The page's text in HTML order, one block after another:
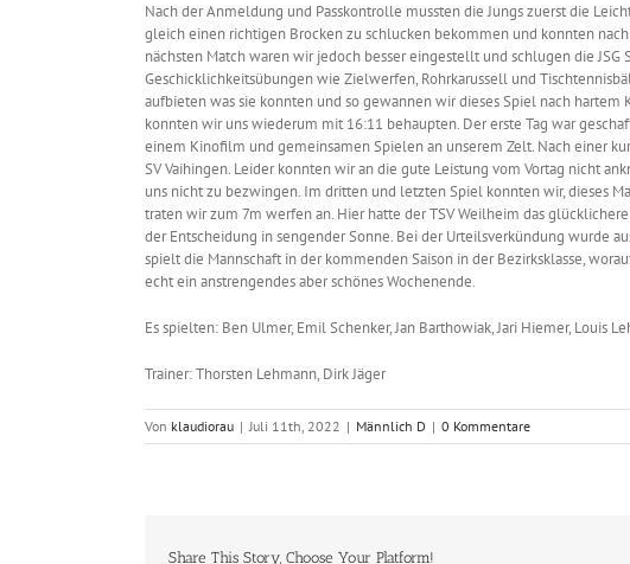
Nach der Anmeldung und Passkontrolle mussten die Jungs zuerst die
gleich einen richtigen Brocken zu schlucken bekommen und konnten
nächsten Match waren wir jedoch besser eingestellt und schlugen die
Geschicklichkeitsübungen wie Zielwerfen, Rohrkarussell und
aufbieten was sie konnten und so gewannen wir dieses Spiel nach
konnten wir uns wiederum mit 16:11 behaupten. Der erste Tag war
einem Kinofilm und gemeinsamen Spielen an unserem Zelt. Nach einer
SV Vaihingen. Leider konnten wir an die gute Leistung vom Vortag nicht
uns nicht zu bezwingen. Im dritten und letzten Spiel konnten wir, dieses
traten wir zum 7m werfen an. Hier hatte der TSV Weilheim das
der Entscheidung in sengender Sonne. Bei der Urteilsverkündung wurde
spielt die Mannschaft in der kommenden Saison in der Bezirksklasse,
echt ein anstrengendes aber schönes Wochenende.
Es spielten: Ben Ulmer, Emil Schenker, Jan Barthowiak, Jari Hiemer, Louis
Trainer: Thorsten Lehmann, Dirk Jäger
Von klaudiorau | Juli 11th, 2022 | Männlich D | 0 Kommentare
Share This Story, Choose Your Platform!